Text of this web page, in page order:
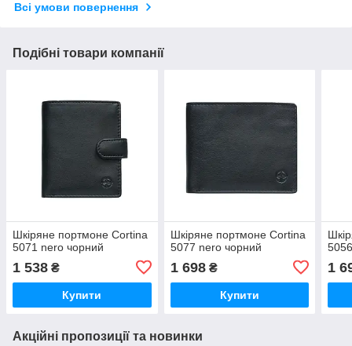
Всі умови повернення
Подібні товари компанії
Шкіряне портмоне Cortina
5071 nero чорний
1 538 ₴
Купити
Шкіряне портмоне Cortina
5077 nero чорний
1 698₴
Купити
1
Акційні пропозиції та новинки